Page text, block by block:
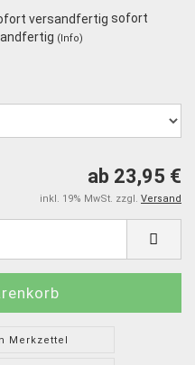
sofort
(Info)
ab 23,95 €
inkl. 19% MwSt. zzgl. Versand
Merkzettel